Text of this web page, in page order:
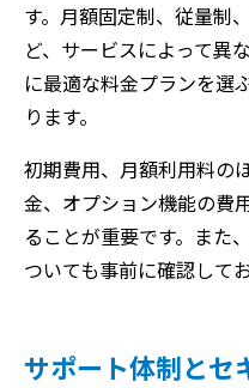
す。月額固定制、従量制
ど、サービスによって異
に最適な料金プランを選
ります。
初期費用、月額利用料の
金、オプション機能の費
ることが重要です。また
ついても事前に確認して
サポート体制とセ